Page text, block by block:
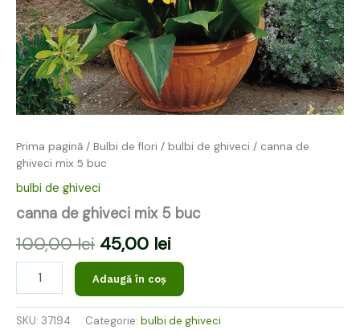
Prima pagină / Bulbi de flori / bulbi de ghiveci / canna de
ghiveci mix 5 buc
bulbi de ghiveci
canna de ghiveci mix 5 buc
100,00lei 45,00 lei
Adaugă în coș
SKU: 37194 Categorie: bulbi de ghiveci